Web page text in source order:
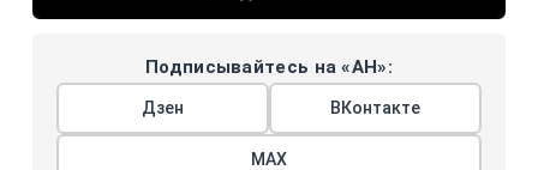
Подписывайтесь на «АН»:
Дзен ВКонтакте
МАХ